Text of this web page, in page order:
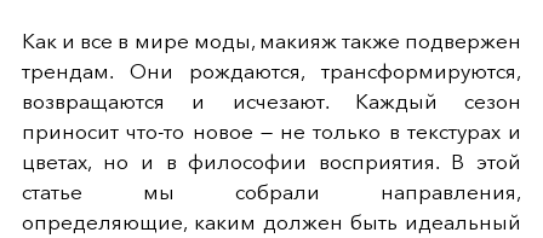
Как и все в мире моды, макияж также подвержен
трендам. Они рождаются, трансформируются,
возвращаются и исчезают. Каждый сезон
приносит что-то новое — не только в текстурах и
цветах, но и в философии восприятия. В этой
статье мы собрали направления,
определяющие, каким должен быть идеальный